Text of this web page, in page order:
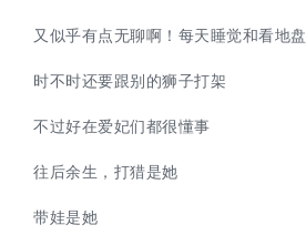
又似乎有点无聊啊！每天睡觉和看地盘
时不时还要跟别的狮子打架
不过好在爱妃们都很懂事
往后余生，打猎是她
带娃是她